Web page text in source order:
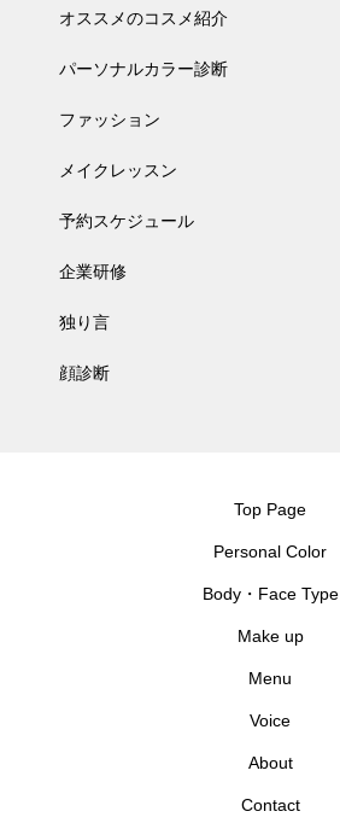
オススメのコスメ紹介
パーソナルカラー診断
ファッション
メイクレッスン
予約スケジュール
企業研修
独り言
顔診断
Top Page
Personal Color
Body・Face Type
Make up
Menu
Voice
About
Contact